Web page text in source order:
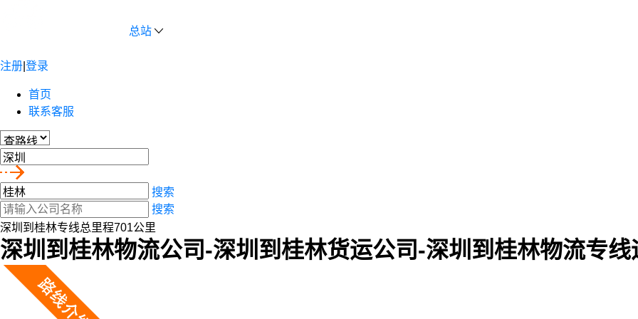
总站
注册 登录
首页
联系客服
搜索
搜索
深圳到桂林专线总里程701公里
深圳到桂林物流公司-深圳到桂林货运公司-深圳到桂林物流专线